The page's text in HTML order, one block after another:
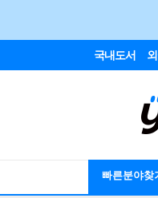
국내도서
빠른분야찾